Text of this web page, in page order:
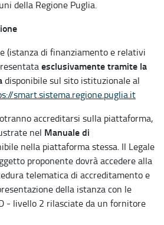
della Regione Puglia.
(istanza di finanziamento e relativi
esclusivamente tramite la
disponibile sul sito istituzionale al
smart.sistema.regione.puglia.it
accreditarsi sulla piattaforma,
nel Manuale di
nella piattaforma stessa. Il Legale
proponente dovrà accedere alla
telematica di accreditamento e
della istanza con le
- livello 2 rilasciate da un fornitore